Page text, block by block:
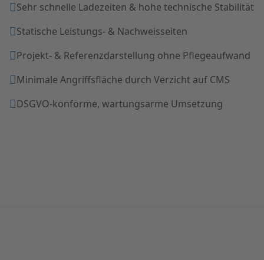
Sehr schnelle Ladezeiten & hohe technische Stabilität
Statische Leistungs- & Nachweisseiten
Projekt- & Referenzdarstellung ohne Pflegeaufwand
Minimale Angriffsfläche durch Verzicht auf CMS
DSGVO-konforme, wartungsarme Umsetzung